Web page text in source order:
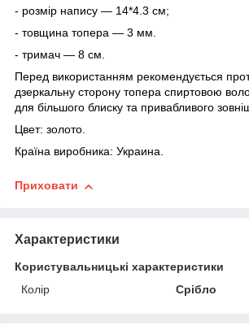
- розмір напису — 14*4.3 см;
- товщина топера — 3 мм.
- тримач — 8 см.
Перед використанням рекомендується
дзеркальну сторону топера спиртовою
для більшого блиску та привабливого
Цвет: золото.
Країна виробника: Украина.
Приховати
Характеристики
Користувальницькі характеристики
Колір
Срібло